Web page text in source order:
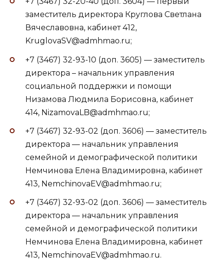
заместитель директора Круглова Светлана
Вячеславовна, кабинет 412,
KruglovaSV@admhmao.ru;
+7 (3467) 32-93-10 (доп. 3605) — заместитель
директора – начальник управления
социальной поддержки и помощи
Низамова Людмила Борисовна, кабинет
414, NizamovaLB@admhmao.ru;
+7 (3467) 32-93-02 (доп. 3606) — заместитель
директора — начальник управления
семейной и демографической политики
Немчинова Елена Владимировна, кабинет
413, NemchinovaEV@admhmao.ru;
+7 (3467) 32-93-02 (доп. 3606) — заместитель
директора — начальник управления
семейной и демографической политики
Немчинова Елена Владимировна, кабинет
413, NemchinovaEV@admhmao.ru.